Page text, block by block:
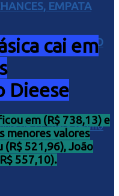
EMPATA
DA COPA DO
cai em
Dieese
em (R$ 738,13) e
menores valores
521,96), João
557,10).